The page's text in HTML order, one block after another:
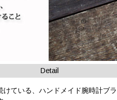
Detail
ている、ハンドメイド腕時計ブ